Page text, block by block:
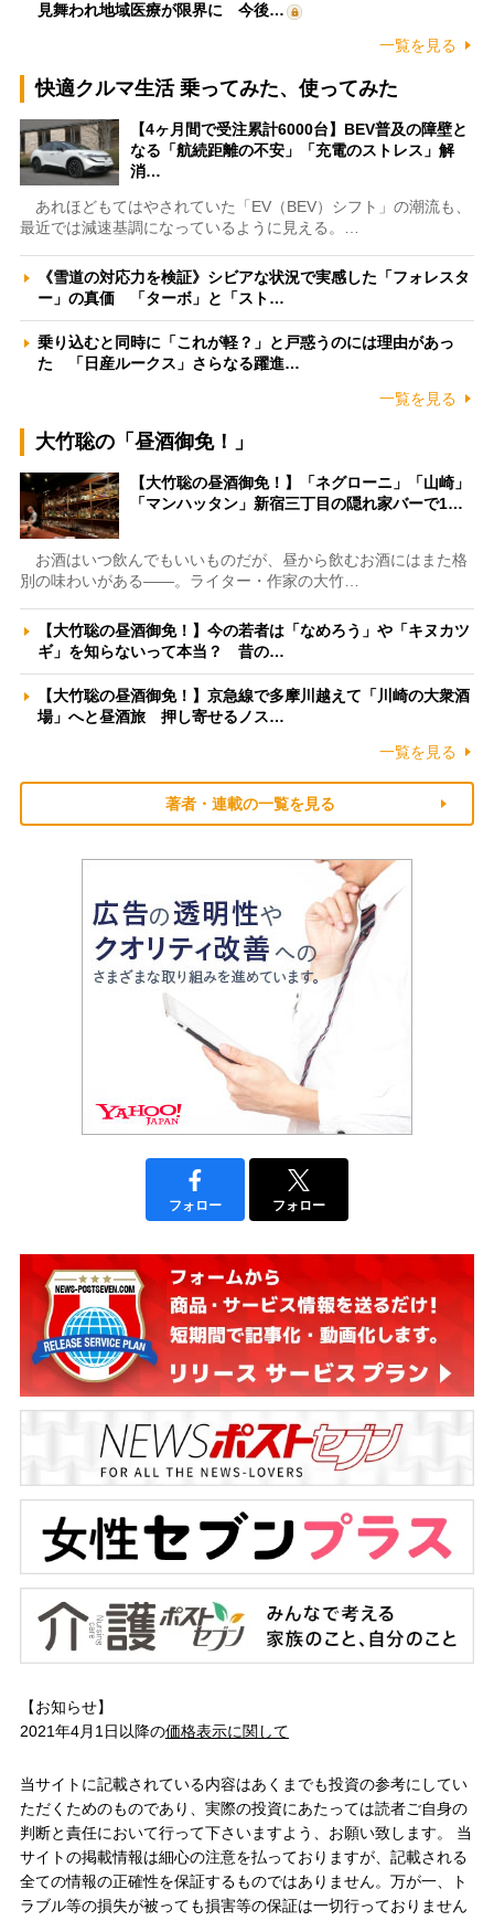
見舞われ地域医療が限界に 今後…
一覧を見る
快適クルマ生活 乗ってみた、使ってみた
【4ヶ月間で受注累計6000台】BEV普及の障壁と
なる「航続距離の不安」「充電のストレス」解
消…
あれほどもてはやされていた「EV（BEV）シフト」の潮流も、
最近では減速基調になっているように見える。…
《雪道の対応力を検証》シビアな状況で実感した「フォレスタ
ー」の真価 「ターボ」と「スト…
乗り込むと同時に「これが軽？」と戸惑うのには理由があっ
た 「日産ルークス」さらなる躍進…
一覧を見る
大竹聡の「昼酒御免！」
【大竹聡の昼酒御免！】「ネグローニ」「山崎」
「マンハッタン」新宿三丁目の隠れ家バーで1…
お酒はいつ飲んでもいいものだが、昼から飲むお酒にはまた格
別の味わいがある――。ライター・作家の大竹…
【大竹聡の昼酒御免！】今の若者は「なめろう」や「キヌカツ
ギ」を知らないって本当？ 昔の…
【大竹聡の昼酒御免！】京急線で多摩川越えて「川崎の大衆酒
場」へと昼酒旅 押し寄せるノス…
一覧を見る
著者・連載の一覧を見る
フォロー フォロー
【お知らせ】
2021年4月1日以降の価格表示に関して
当サイトに記載されている内容はあくまでも投資の参考にしてい
ただくためのものであり、実際の投資にあたっては読者ご自身の
判断と責任において行って下さいますよう、お願い致します。 当
サイトの掲載情報は細心の注意を払っておりますが、記載される
全ての情報の正確性を保証するものではありません。万が一、ト
ラブル等の損失が被っても損害等の保証は一切行っておりません